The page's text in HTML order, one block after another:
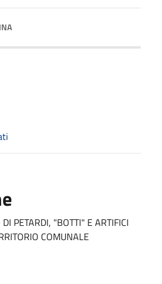
PETARDI, "BOTTI" E ARTIFICI
COMUNALE